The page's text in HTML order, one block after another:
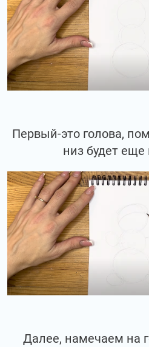
Первый-это голова,
низ будет
Далее, намечаем на